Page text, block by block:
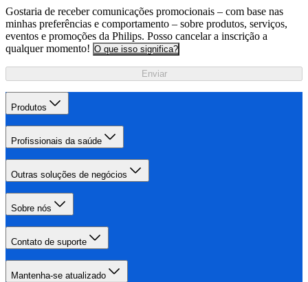
Gostaria de receber comunicações promocionais – com base nas
minhas preferências e comportamento – sobre produtos, serviços,
eventos e promoções da Philips. Posso cancelar a inscrição a
qualquer momento! O que isso significa?
Enviar
Produtos
Profissionais da saúde
Outras soluções de negócios
Sobre nós
Contato de suporte
Mantenha-se atualizado